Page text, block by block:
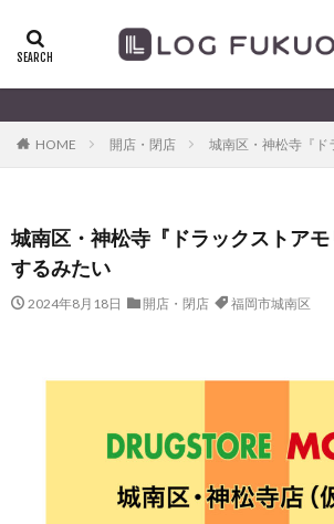
HOME 開店・閉店 城南区・神松寺『ド
城南区・神松寺『ドラックストア
するみたい
2024年8月18日 開店・閉店 福岡市城南区